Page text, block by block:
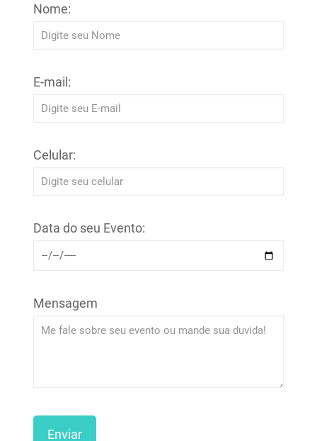
Nome:
E-mail:
Celular:
Data do seu Evento:
Mensagem